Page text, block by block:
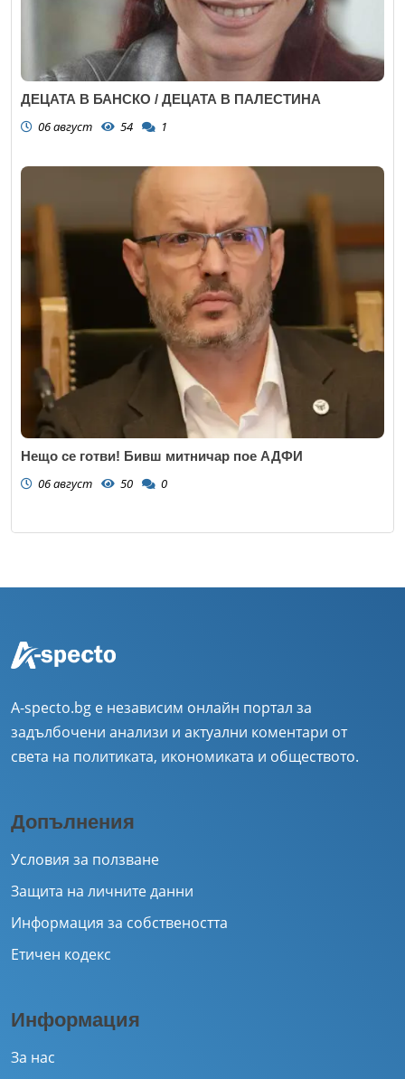
ДЕЦАТА В БАНСКО / ДЕЦАТА В ПАЛЕСТИНА
06 август 54 1
Нещо се готви! Бивш митничар пое АДФИ
06 август 50 0
A-specto.bg е независим онлайн портал за
задълбочени анализи и актуални коментари от
света на политиката, икономиката и обществото.
Допълнения
Условия за ползване
Защита на личните данни
Информация за собствеността
Етичен кодекс
Информация
За нас